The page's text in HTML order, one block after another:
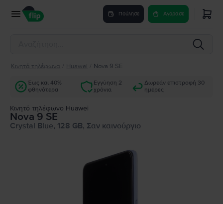
Πούλησε Αγόρασε
Κινητά τηλέφωνα Huawei Nova 9 SE
Έως και 40%
φθηνότερα
Εγγύηση 2
χρόνια
Δωρεάν επιστροφή 30
ημέρες
Κινητό τηλέφωνο Huawei
Nova 9 SE
Crystal Blue, 128 GB, Σαν καινούργιο